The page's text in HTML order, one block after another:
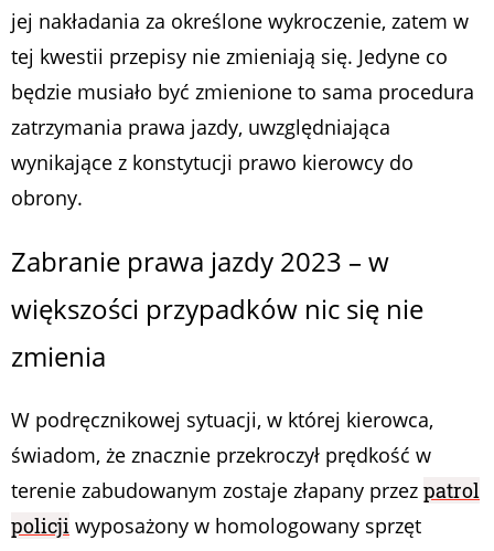
jej nakładania za określone wykroczenie, zatem w
tej kwestii przepisy nie zmieniają się. Jedyne co
będzie musiało być zmienione to sama procedura
zatrzymania prawa jazdy, uwzględniająca
wynikające z konstytucji prawo kierowcy do
obrony.
Zabranie prawa jazdy 2023 – w
większości przypadków nic się nie
zmienia
W podręcznikowej sytuacji, w której kierowca,
świadom, że znacznie przekroczył prędkość w
terenie zabudowanym zostaje złapany przez patrol
policji wyposażony w homologowany sprzęt